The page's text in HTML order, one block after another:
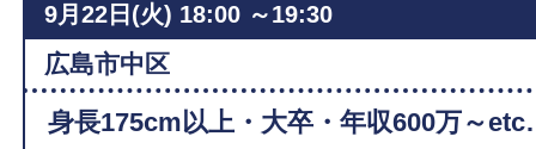
9月22日(火) 18:00 ～19:30
広島市中区
身長175cm以上・大卒・年収600万～